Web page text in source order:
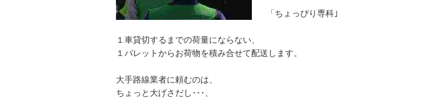
「ちょっぴり専科｣
１車貸切するまでの荷量にならない、
１パレットからお荷物を積み合せて配送します。
大手路線業者に頼むのは、
ちょっと大げさだし･･･、